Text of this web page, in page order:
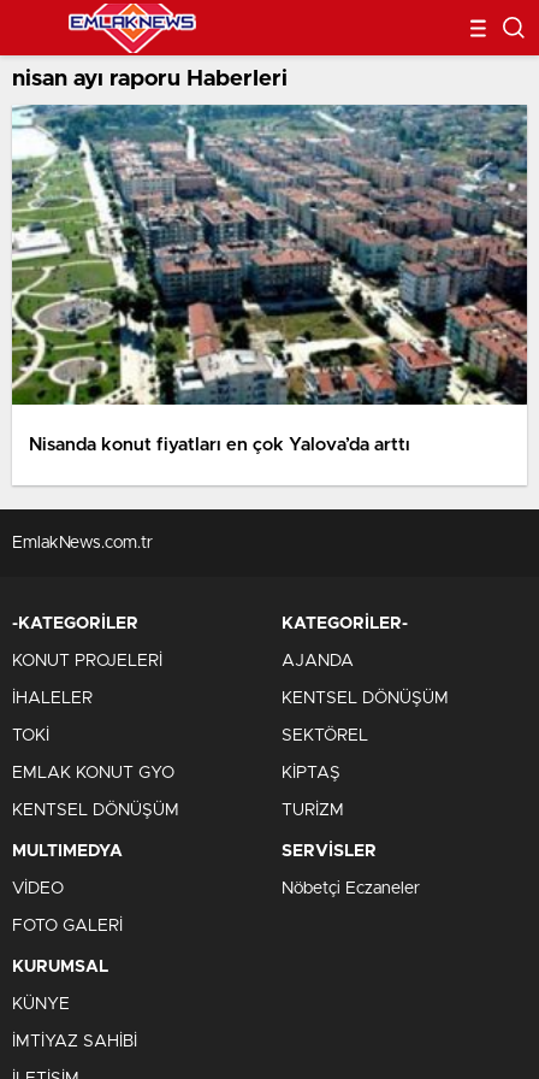
nisan ayı raporu Haberleri
Nisanda konut fiyatları en çok Yalova’da arttı
EmlakNews.com.tr
-KATEGORİLER
KONUT PROJELERİ
İHALELER
TOKİ
EMLAK KONUT GYO
KENTSEL DÖNÜŞÜM
KATEGORİLER-
AJANDA
KENTSEL DÖNÜŞÜM
SEKTÖREL
KİPTAŞ
TURİZM
MULTIMEDYA
VİDEO
FOTO GALERİ
SERVİSLER
Nöbetçi Eczaneler
KURUMSAL
KÜNYE
İMTİYAZ SAHİBİ